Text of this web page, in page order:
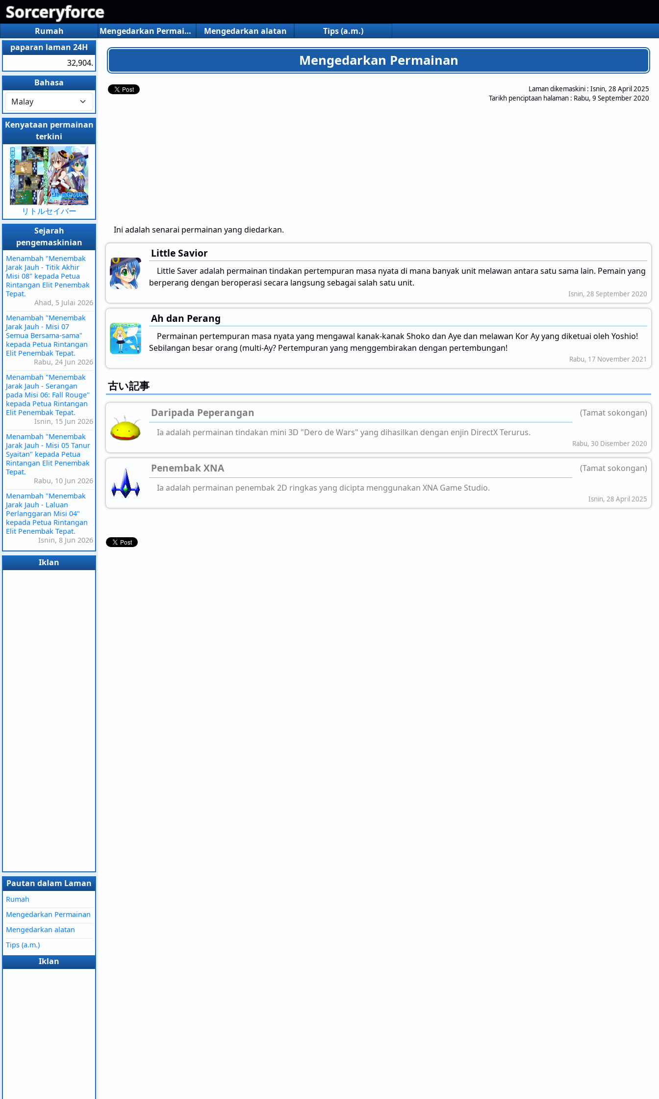
Sorceryforce
Rumah Mengedarkan Permainan Mengedarkan alatan Tips (a.m.)
Mengedarkan Permainan
Laman dikemaskini : Isnin, 28 April 2025
Tarikh penciptaan halaman : Rabu, 9 September 2020
Ini adalah senarai permainan yang diedarkan.
Little Savior
Little Saver adalah permainan tindakan pertempuran masa nyata di mana banyak unit melawan antara satu sama lain. Pemain yang
berperang dengan beroperasi secara langsung sebagai salah satu unit.
Isnin, 28 September 2020
Ah dan Perang
Permainan pertempuran masa nyata yang mengawal kanak-kanak Shoko dan Aye dan melawan Kor Ay yang diketuai oleh Yoshio!
Sebilangan besar orang (multi-Ay? Pertempuran yang menggembirakan dengan pertembungan!
Rabu, 17 November 2021
古い記事
Daripada Peperangan
(Tamat sokongan)
Ia adalah permainan tindakan mini 3D "Dero de Wars" yang dihasilkan dengan enjin DirectX Terurus.
Rabu, 30 Disember 2020
Penembak XNA
(Tamat sokongan)
Ia adalah permainan penembak 2D ringkas yang dicipta menggunakan XNA Game Studio.
Isnin, 28 April 2025
paparan laman 24H
32,904.
Bahasa
Kenyataan permainan
terkini
リトルセイバー
Sejarah
pengemaskinian
Menambah "Menembak
Jarak Jauh - Titik Akhir
Misi 08" kepada Petua
Rintangan Elit Penembak
Tepat.
Ahad, 5 Julai 2026
Menambah "Menembak
Jarak Jauh - Misi 07
Semua Bersama-sama"
kepada Petua Rintangan
Elit Penembak Tepat.
Rabu, 24 Jun 2026
Menambah "Menembak
Jarak Jauh - Serangan
pada Misi 06: Fall Rouge"
kepada Petua Rintangan
Elit Penembak Tepat.
Isnin, 15 Jun 2026
Menambah "Menembak
Jarak Jauh - Misi 05 Tanur
Syaitan" kepada Petua
Rintangan Elit Penembak
Tepat.
Rabu, 10 Jun 2026
Menambah "Menembak
Jarak Jauh - Laluan
Perlanggaran Misi 04"
kepada Petua Rintangan
Elit Penembak Tepat.
Isnin, 8 Jun 2026
Iklan
Pautan dalam Laman
Rumah
Mengedarkan Permainan
Mengedarkan alatan
Tips (a.m.)
Iklan